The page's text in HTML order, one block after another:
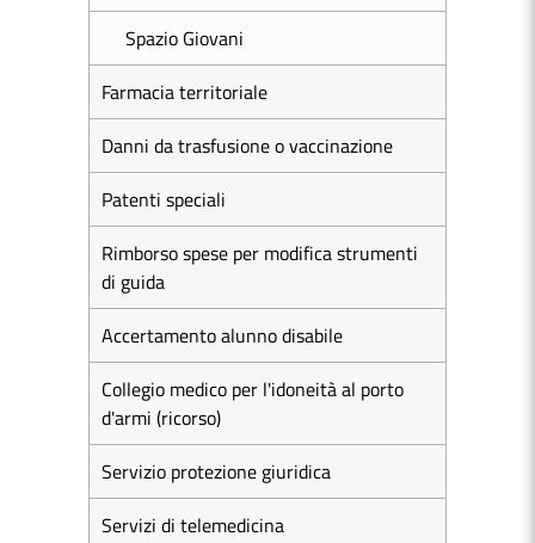
Spazio Giovani
Farmacia territoriale
Danni da trasfusione o vaccinazione
Patenti speciali
Rimborso spese per modifica strumenti
di guida
Accertamento alunno disabile
Collegio medico per l'idoneità al porto
d'armi (ricorso)
Servizio protezione giuridica
Servizi di telemedicina